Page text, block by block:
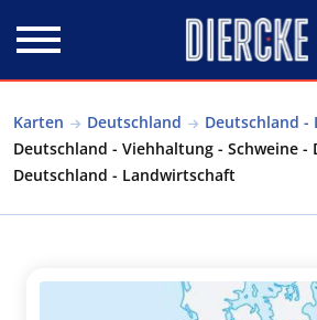
Karten Deutschland
Deutschland -
Deutschland - Viehhaltung - Schweine -
Deutschland - Landwirtschaft